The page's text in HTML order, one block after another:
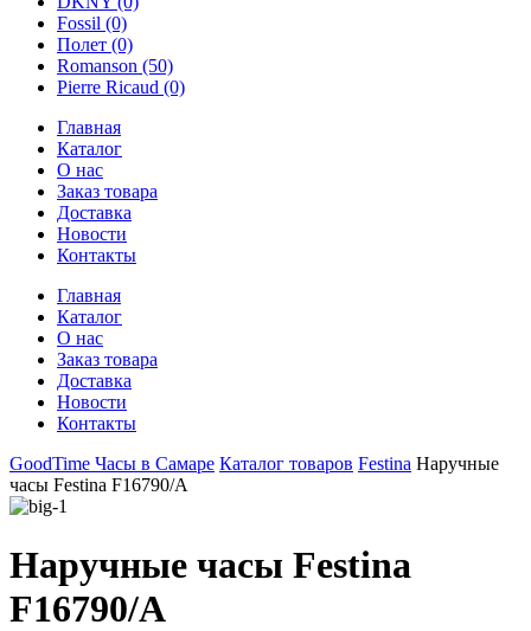
Fossil (0)
Полет (0)
Romanson (50)
Pierre Ricaud (0)
Главная
Каталог
О нас
Заказ товара
Доставка
Новости
Контакты
Главная
Каталог
О нас
Заказ товара
Доставка
Новости
Контакты
GoodTime Часы в Самаре Каталог товаров Festina Наручные
часы Festina F16790/A
Наручные часы Festina
F16790/A